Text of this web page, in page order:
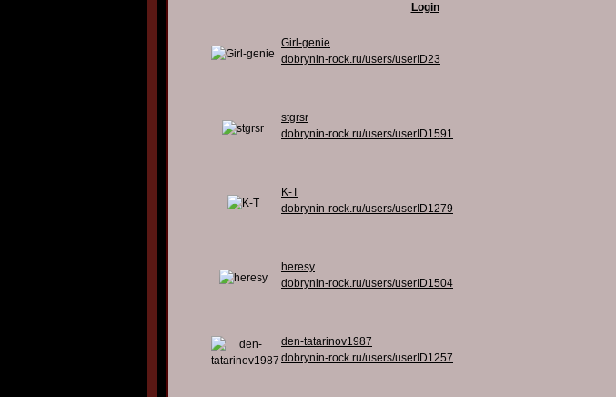
Login
Girl-genie
dobrynin-rock.ru/users/userID23
stgrsr
dobrynin-rock.ru/users/userID1591
K-T
dobrynin-rock.ru/users/userID1279
heresy
dobrynin-rock.ru/users/userID1504
den-tatarinov1987
dobrynin-rock.ru/users/userID1257